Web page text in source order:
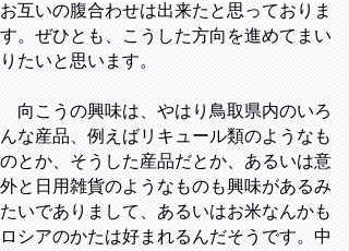
お互いの腹合わせは出来たと思っておりま
す。ぜひとも、こうした方向を進めてまい
りたいと思います。
向こうの興味は、やはり鳥取県内のいろ
んな産品、例えばリキュール類のようなも
のとか、そうした産品だとか、あるいは意
外と日用雑貨のようなものも興味があるみ
たいでありまして、あるいはお米なんかも
ロシアのかたは好まれるんだそうです。中